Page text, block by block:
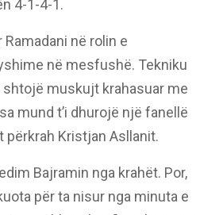
4-1-4-1.
në rolin e
në mesfushë. Tekniku
muskujt krahasuar me
mund t’i dhurojë një fanellë
përkrah Kristjan Asllanit.
Bajramin nga krahët. Por,
për ta nisur nga minuta e